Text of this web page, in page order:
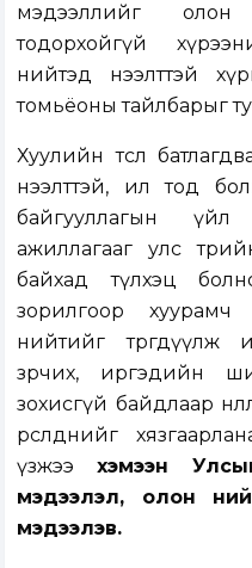
мэдээллийг
тодорхойгүй
нийтэд нээлттэй
томьёоны тайлбарыг
Хуулийн төсөл
нээлттэй, ил тод
байгууллагын үйл
ажиллагааг улс
байхад түлхэц
зорилгоор
нийтийг
зөрчих, иргэдийн
зохисгүй байдлаар
өрсөлдөөнийг
үзжээхэмээн
мэдээлэл, олон
мэдээлэв.